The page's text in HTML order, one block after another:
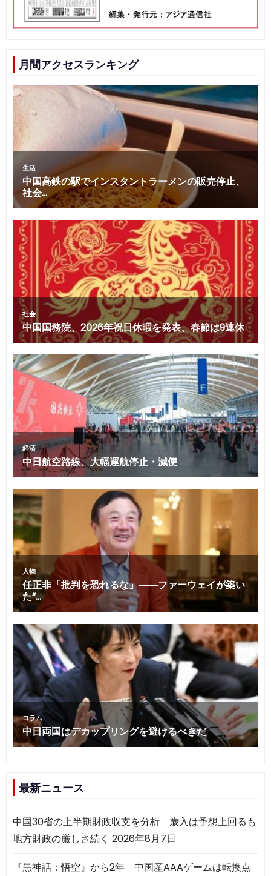
月間アクセスランキング
最新ニュース
中国30省の上半期財政収支を分析 歳入は予想上回るも
地方財政の厳しさ続く 2026年8月7日
『黒神話：悟空』から2年 中国産AAAゲームは転換点